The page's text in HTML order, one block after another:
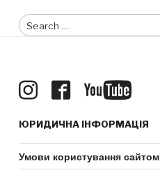
Search
for:
ЮРИДИЧНА ІНФОРМАЦІЯ
Умови користування сайтом